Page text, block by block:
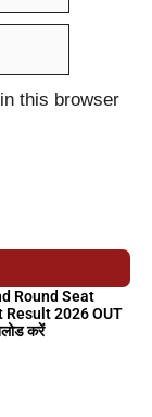
this browser
Round Seat
2026 OUT
करें